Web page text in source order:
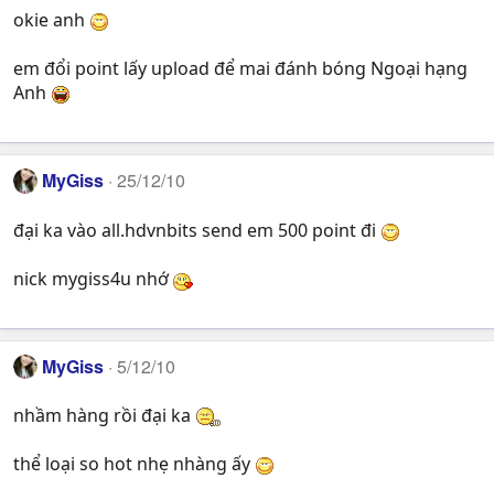
okie anh
em đổi point lấy upload để mai đánh bóng Ngoại hạng
Anh
MyGiss 25/12/10
đại ka vào all.hdvnbits send em 500 point đi
nick mygiss4u nhớ
MyGiss 5/12/10
nhầm hàng rồi đại ka
thể loại so hot nhẹ nhàng ấy